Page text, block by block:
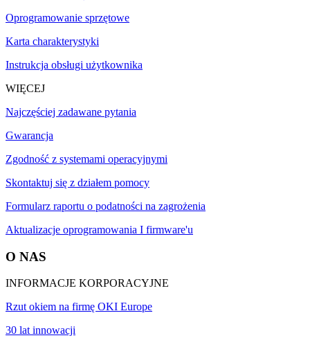
Oprogramowanie sprzętowe
Karta charakterystyki
Instrukcja obsługi użytkownika
WIĘCEJ
Najczęściej zadawane pytania
Gwarancja
Zgodność z systemami operacyjnymi
Skontaktuj się z działem pomocy
Formularz raportu o podatności na zagrożenia
Aktualizacje oprogramowania I firmware'u
O NAS
INFORMACJE KORPORACYJNE
Rzut okiem na firmę OKI Europe
30 lat innowacji